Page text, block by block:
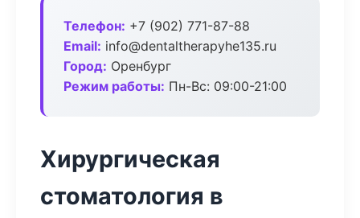
Телефон: +7 (902) 771-87-88
Email: info@dentaltherapyhe135.ru
Город: Оренбург
Режим работы: Пн-Вс: 09:00-21:00
Хирургическая
стоматология в